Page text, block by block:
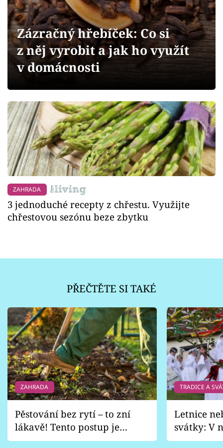
Přihlášení
Sledujte nás
Zázračný hřebíček: Co si
z něj vyrobit a jak ho využít
v domácnosti
ZAHRADA
3 jednoduché recepty z chřestu. Využijte
chřestovou sezónu beze zbytku
PŘEČTĚTE SI TAKÉ
ZAHRADA
Pěstování bez rytí – to zní
lákavě! Tento postup je
vhodný jen pro některé
TRADICE A
Letnice
svátky: V
pondělí